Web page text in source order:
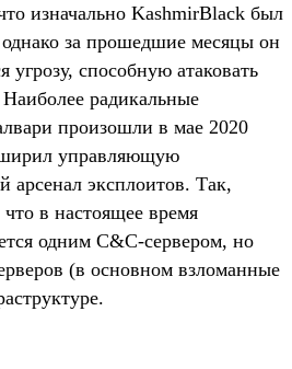
изначально KashmirBlack был
за прошедшие месяцы он
угрозу, способную атаковать
радикальные
произошли в мае 2020
управляющую
арсенал эксплоитов. Так,
в настоящее время
одним C&C-сервером, но
(в основном взломанные